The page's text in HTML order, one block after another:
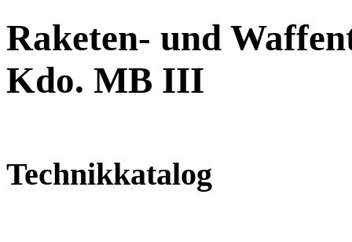
Raketen- und
Kdo. MB III
Technikkatalog